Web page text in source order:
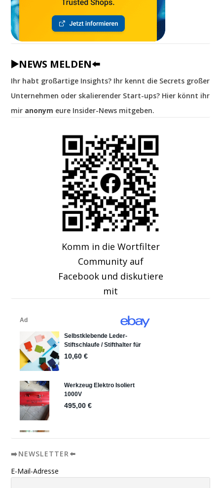
▶️NEWS MELDEN⬅️
Ihr habt großartige Insights? Ihr kennt die Secrets großer
Unternehmen oder skalierender Start-ups? Hier könnt ihr
mir anonym eure Insider-News mitgeben.
Komm in die Wortfilter
Community auf
Facebook und diskutiere
mit
➡️NEWSLETTER⬅️
E-Mail-Adresse